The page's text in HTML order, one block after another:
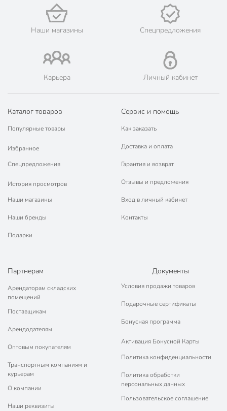
Харабали, Ахтубинск, Володарский, Енотаевка, Лиман,
Началово, Чёрный Яр.
💳 Оплата: онлайн на сайте интернет-гипермаркета или
🛍 Скидки, акции, распродажи каждый день!
📜 Только оригинальная продукция. Интернет-гипермаркет
Порядок - официальный представитель ведущих мировых
марок.
Наши магазины Спецпредложения
Карьера Личный кабинет
Каталог товаров
Популярные товары
Избранное
Спецпредложения
История просмотров
Наши магазины
Наши бренды
Подарки
Сервис и помощь
Как заказать
Доставка и оплата
Гарантия и возврат
Отзывы и предложения
Вход в личный кабинет
Контакты
Партнерам
Арендаторам складских
помещений
Поставщикам
Арендодателям
Оптовым покупателям
Транспортным компаниям и
курьерам
О компании
Наши реквизиты
Документы
Условия продажи товаров
Подарочные сертификаты
Бонусная программа
Активация Бонусной Карты
Политика конфиденциальности
Политика обработки
персональных данных
Пользовательское соглашение